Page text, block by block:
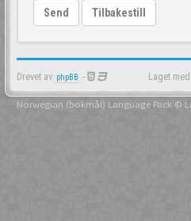
Send Tilbakestill
Drevet av phpBB - Laget med
Norwegian (bokmål) Language Pack ©